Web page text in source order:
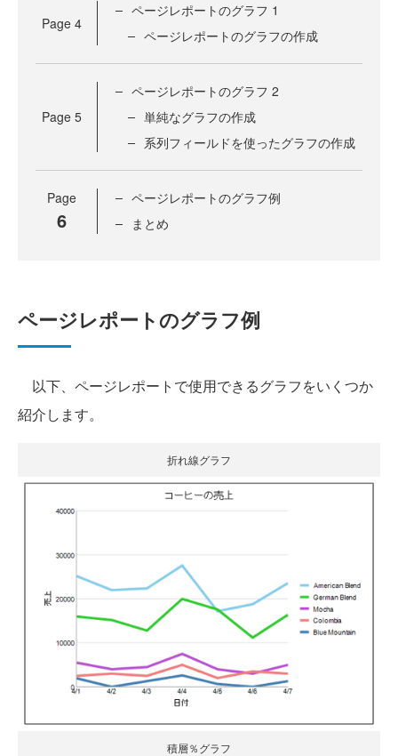
Page 4
ページレポートのグラフ 1
ページレポートのグラフの作成
Page 5
ページレポートのグラフ 2
単純なグラフの作成
系列フィールドを使ったグラフの作成
Page
6
ページレポートのグラフ例
まとめ
ページレポートのグラフ例
以下、ページレポートで使用できるグラフをいくつか
紹介します。
折れ線グラフ
積層％グラフ